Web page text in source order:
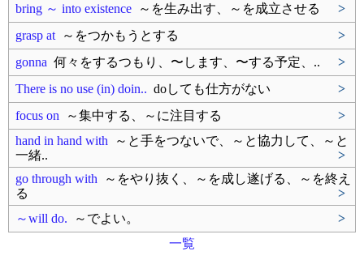
bring ～ into existence ～を生み出す、～を成立させる
>
grasp at ～をつかもうとする
>
gonna 何々をするつもり、〜します、〜する予定、..
>
There is no use (in) doin.. doしても仕方がない
>
focus on ～集中する、～に注目する
>
hand in hand with ～と手をつないで、～と協力して、～と
一緒..
>
go through with ～をやり抜く、～を成し遂げる、～を終え
る
>
～will do. ～でよい。
>
一覧